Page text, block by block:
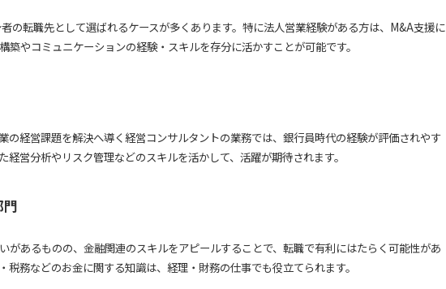
の転職先として選ばれるケースが多くあります。特に法人営業経験がある方は、M&A支援に
築やコミュニケーションの経験・スキルを存分に活かすことが可能です。
の経営課題を解決へ導く経営コンサルタントの業務では、銀行員時代の経験が評価されやす
経営分析やリスク管理などのスキルを活かして、活躍が期待されます。
門
があるものの、金融関連のスキルをアピールすることで、転職で有利にはたらく可能性があ
税務などのお金に関する知識は、経理・財務の仕事でも役立てられます。